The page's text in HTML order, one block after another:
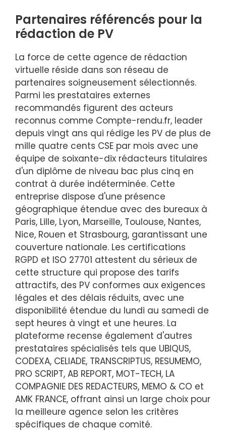
Partenaires référencés pour la
rédaction de PV
La force de cette agence de rédaction
virtuelle réside dans son réseau de
partenaires soigneusement sélectionnés.
Parmi les prestataires externes
recommandés figurent des acteurs
reconnus comme Compte-rendu.fr, leader
depuis vingt ans qui rédige les PV de plus de
mille quatre cents CSE par mois avec une
équipe de soixante-dix rédacteurs titulaires
d'un diplôme de niveau bac plus cinq en
contrat à durée indéterminée. Cette
entreprise dispose d'une présence
géographique étendue avec des bureaux à
Paris, Lille, Lyon, Marseille, Toulouse, Nantes,
Nice, Rouen et Strasbourg, garantissant une
couverture nationale. Les certifications
RGPD et ISO 27701 attestent du sérieux de
cette structure qui propose des tarifs
attractifs, des PV conformes aux exigences
légales et des délais réduits, avec une
disponibilité étendue du lundi au samedi de
sept heures à vingt et une heures. La
plateforme recense également d'autres
prestataires spécialisés tels que UBIQUS,
CODEXA, CELIADE, TRANSCRIPTUS, RESUMEMO,
PRO SCRIPT, AB REPORT, MOT-TECH, LA
COMPAGNIE DES REDACTEURS, MEMO & CO et
AMK FRANCE, offrant ainsi un large choix pour
la meilleure agence selon les critères
spécifiques de chaque comité.